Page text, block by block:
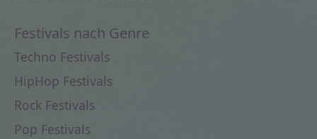
Festivals nach Genre
Techno Festivals
HipHop Festivals
Rock Festivals
Pop Festivals